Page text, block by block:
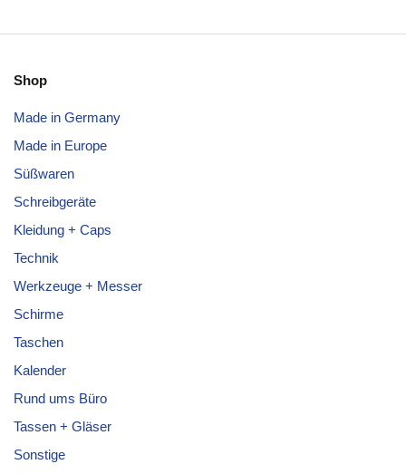
Shop
Made in Germany
Made in Europe
Süßwaren
Schreibgeräte
Kleidung + Caps
Technik
Werkzeuge + Messer
Schirme
Taschen
Kalender
Rund ums Büro
Tassen + Gläser
Sonstige